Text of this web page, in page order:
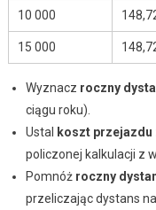
10 000
15 000
Wyznacz roczny
ciągu roku).
Ustal koszt przejazdu
policzonej kalkulacji z
Pomnóż roczny
przeliczając dystans